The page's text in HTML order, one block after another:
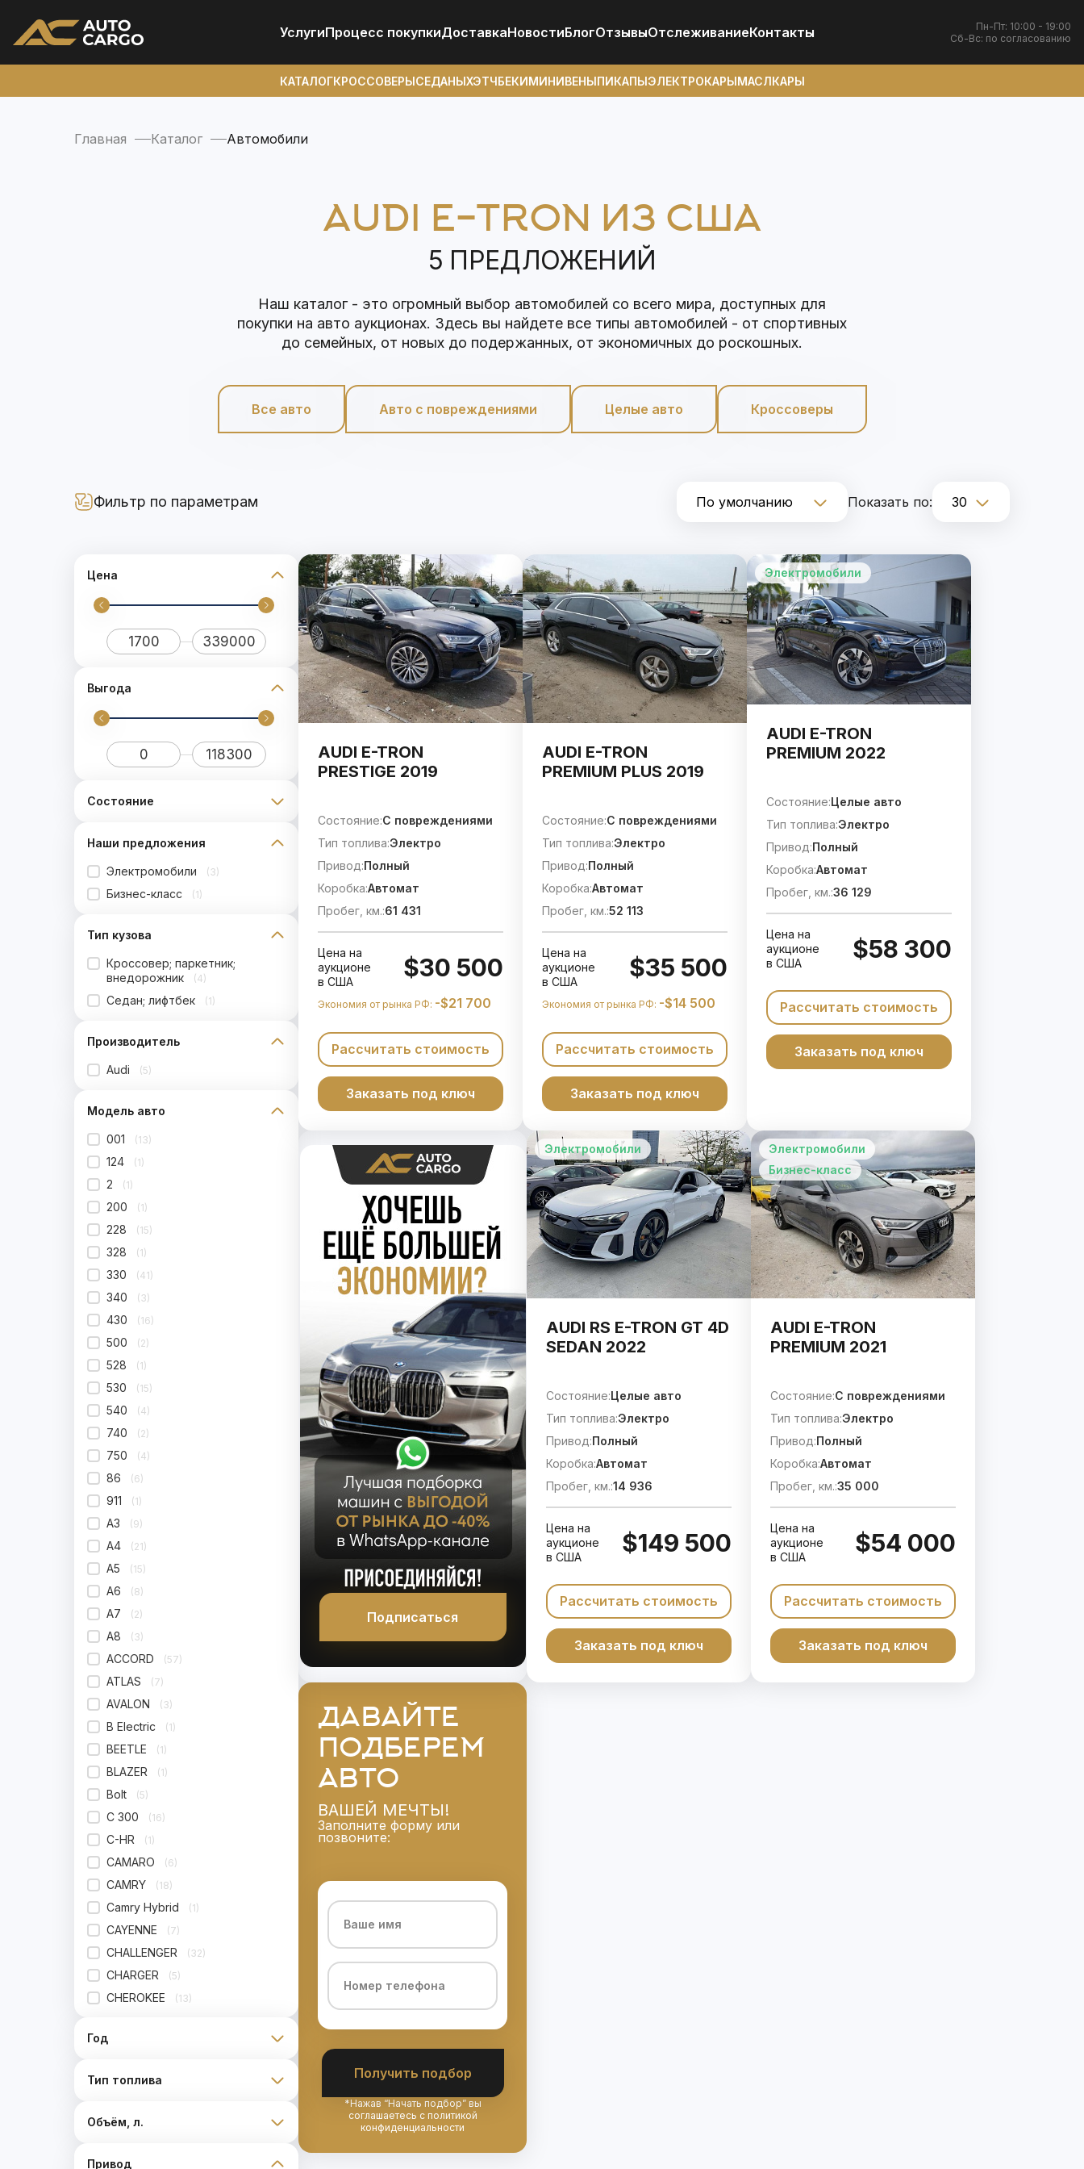
УслугиПроцесс покупкиДоставкаНовостиБлогОтзывыОтcлеживаниеКонтакты
Пн-Пт: 10:00 - 19:00
Сб-Вс: по согласованию
КАТАЛОГКРОССОВЕРЫСЕДАНЫХЭТЧБЕКИМИНИВЕНЫПИКАПЫЭЛЕКТРОКАРЫМАСЛКАРЫ
Главная Каталог Автомобили
AUDI E-TRON ИЗ США
5 ПРЕДЛОЖЕНИЙ
Наш каталог - это огромный выбор автомобилей со всего мира, доступных для
покупки на авто аукционах. Здесь вы найдете все типы автомобилей - от спортивных
до семейных, от новых до подержанных, от экономичных до роскошных.
Все авто Авто с повреждениями Целые авто Кроссоверы
Фильтр по параметрам Показать по:
Цена
Выгода
Состояние
Наши предложения
Электромобили (3)
Бизнес-класс (1)
Тип кузова
Кроссовер; паркетник;
внедорожник
(4)
Седан; лифтбек (1)
Производитель
Audi (5)
Модель авто
001 (13)
124 (1)
2 (1)
200 (1)
228 (15)
328 (1)
330 (41)
340 (3)
430 (16)
500 (2)
528 (1)
530 (15)
540 (4)
740 (2)
750 (4)
86 (6)
911 (1)
A3 (9)
A4 (21)
A5 (15)
A6 (8)
A7 (2)
A8 (3)
ACCORD (57)
ATLAS (7)
AVALON (3)
B Electric (1)
BEETLE (1)
BLAZER (1)
Bolt (5)
C 300 (16)
C-HR (1)
CAMARO (6)
CAMRY (18)
Camry Hybrid (1)
CAYENNE (7)
CHALLENGER (32)
CHARGER (5)
CHEROKEE (13)
CLA 250
CONTINENTAL
COROLLA
Год
Тип топлива
Объём, л.
Привод
AUDI E-TRON
PRESTIGE 2019
Состояние:C повреждениями
Тип топлива:Электро
Привод:Полный
Коробка:Автомат
Пробег, км.:61 431
Цена на
аукционе
в США
$30 500
Экономия от рынка РФ: -$21 700
Рассчитать стоимость
Заказать под ключ
AUDI E-TRON
PREMIUM PLUS 2019
Состояние:C повреждениями
Тип топлива:Электро
Привод:Полный
Коробка:Автомат
Пробег, км.:52 113
Цена на
аукционе
в США
$35 500
Экономия от рынка РФ: -$14 500
Рассчитать стоимость
Заказать под ключ
Электромобили
AUDI E-TRON
PREMIUM 2022
Состояние:Целые авто
Тип топлива:Электро
Привод:Полный
Коробка:Автомат
Пробег, км.:36 129
Цена на
аукционе
в США
$58 300
Рассчитать стоимость
Заказать под ключ
Подписаться
Электромобили
AUDI RS E-TRON GT 4D
SEDAN 2022
Состояние:Целые авто
Тип топлива:Электро
Привод:Полный
Коробка:Автомат
Пробег, км.:14 936
Цена на
аукционе
в США
$149 500
Рассчитать стоимость
Заказать под ключ
Электромобили
Бизнес-класс
AUDI E-TRON
PREMIUM 2021
Состояние:C повреждениями
Тип топлива:Электро
Привод:Полный
Коробка:Автомат
Пробег, км.:35 000
Цена на
аукционе
в США
$54 000
Рассчитать стоимость
Заказать под ключ
ДАВАЙТЕ
ПОДБЕРЕМ
АВТО
ВАШЕЙ МЕЧТЫ!
Заполните форму или
позвоните:
*Нажав “Начать подбор” вы
соглашаетесь с политикой
конфиденциальности
Получить подбор